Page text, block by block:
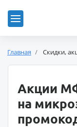
Главная Скидки,
Акции
на